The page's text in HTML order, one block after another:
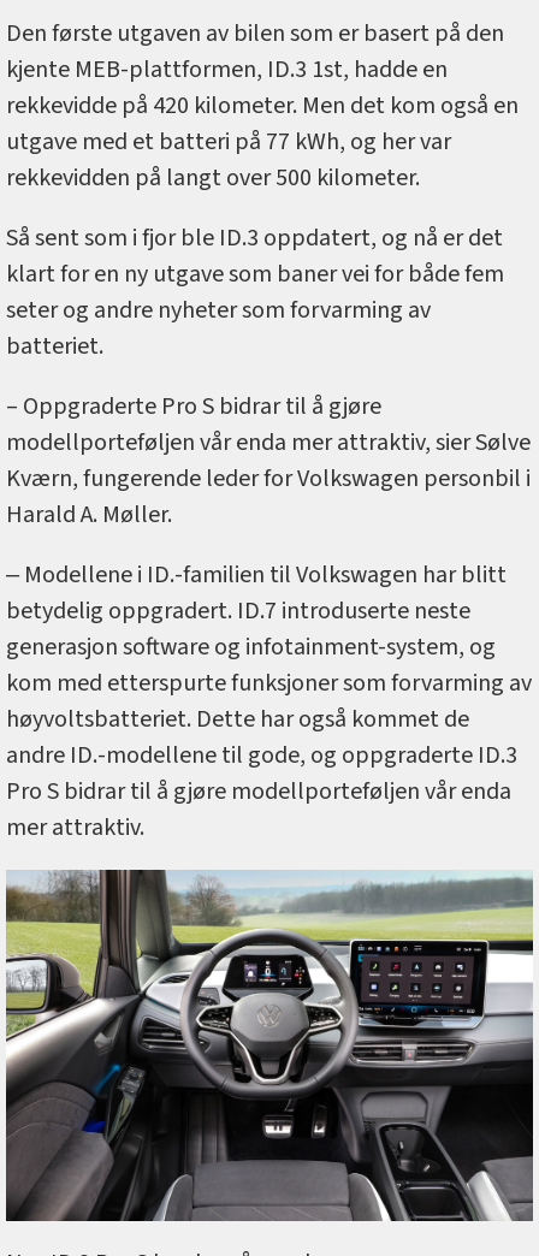
Den første utgaven av bilen som er basert på den
kjente MEB-plattformen, ID.3 1st, hadde en
rekkevidde på 420 kilometer. Men det kom også en
utgave med et batteri på 77 kWh, og her var
rekkevidden på langt over 500 kilometer.
Så sent som i fjor ble ID.3 oppdatert, og nå er det
klart for en ny utgave som baner vei for både fem
seter og andre nyheter som forvarming av
batteriet.
– Oppgraderte Pro S bidrar til å gjøre
modellporteføljen vår enda mer attraktiv, sier Sølve
Kværn, fungerende leder for Volkswagen personbil i
Harald A. Møller.
‒ Modellene i ID.-familien til Volkswagen har blitt
betydelig oppgradert. ID.7 introduserte neste
generasjon software og infotainment-system, og
kom med etterspurte funksjoner som forvarming av
høyvoltsbatteriet. Dette har også kommet de
andre ID.-modellene til gode, og oppgraderte ID.3
Pro S bidrar til å gjøre modellporteføljen vår enda
mer attraktiv.